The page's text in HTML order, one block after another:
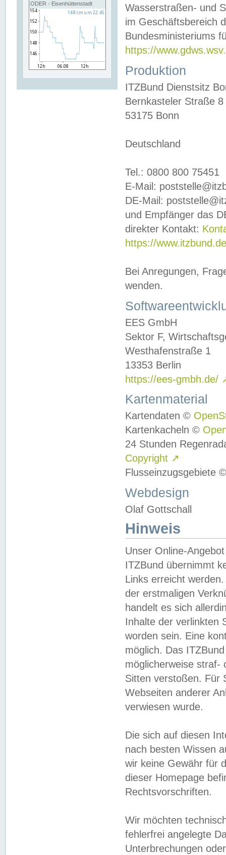
ODER - Eisenhüttenstadt
Wasserstraßen- und
im Geschäftsbereich
Bundesministeriums
https://
Produktion
ITZBund Dienstsitz
Bernkasteler Straße 8
53175 Bonn
Deutschland
Tel.: 0800 800 75451
E-Mail:
DE-Mail:
und Empfänger das
direkter Kontakt:
https://
Bei Anregungen,
wenden.
EES GmbH
Sektor F,
Westhafenstraße 1
13353 Berlin
https://ees-gmbh.de/
Kartenmaterial
Kartendaten ©
Kartenkacheln ©
24 Stunden
Copyright ↗
Flusseinzugsgebiete
Webdesign
Olaf Gottschall
Hinweis
Unser Online-
ITZBund übernimmt
Links erreicht
der erstmaligen
handelt es sich
Inhalte der verlinkten
worden sein. Eine
möglich. Das
möglicherweise straf-
Sitten verstoßen. Für
Webseiten anderer
verwiesen wurde.
Die sich auf diesen
nach besten Wissen
wir keine Gewähr für
dieser Homepage
Rechtsvorschriften.
Wir möchten
fehlerfrei angelegte
Unterbrechungen